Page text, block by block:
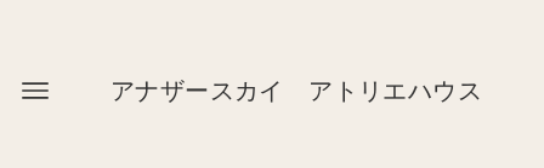
アナザースカイ アトリエハウス